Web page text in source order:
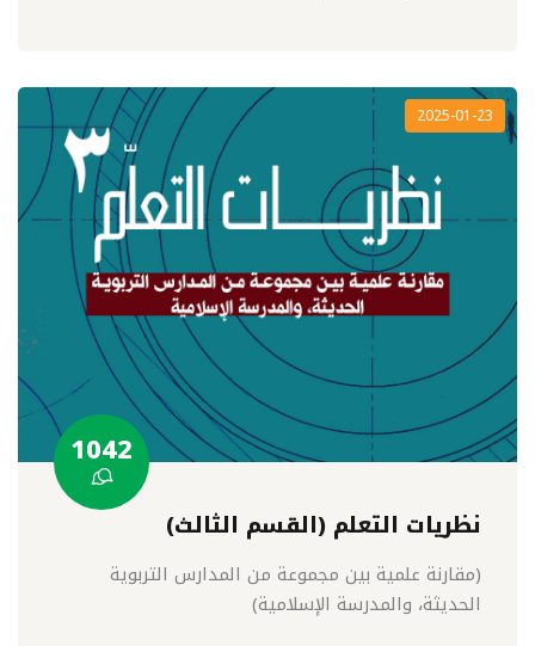
2025-01-23
1042
نظريات التعلم (القسم الثالث)
(مقارنة علمية بين مجموعة من المدارس التربوية
الحديثة، والمدرسة الإسلامية)